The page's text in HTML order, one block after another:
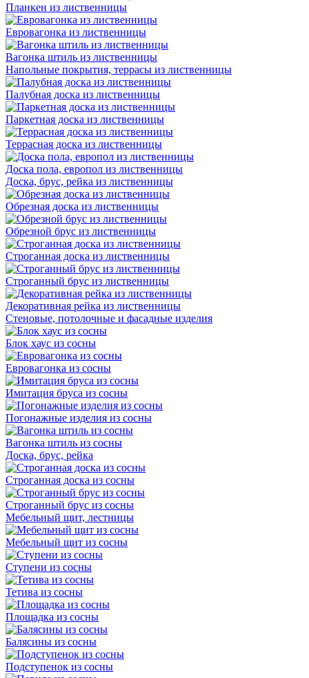
Планкен из лиственницы
Евровагонка из лиственницы
Вагонка штиль из лиственницы
Напольные покрытия, террасы из лиственницы
Палубная доска из лиственницы
Паркетная доска из лиственницы
Террасная доска из лиственницы
Доска пола, европол из лиственницы
Доска, брус, рейка из лиственницы
Обрезная доска из лиственницы
Обрезной брус из лиственницы
Строганная доска из лиственницы
Строганный брус из лиственницы
Декоративная рейка из лиственницы
Стеновые, потолочные и фасадные изделия
Блок хаус из сосны
Евровагонка из сосны
Имитация бруса из сосны
Погонажные изделия из сосны
Вагонка штиль из сосны
Доска, брус, рейка
Строганная доска из сосны
Строганный брус из сосны
Мебельный щит, лестницы
Мебельный щит из сосны
Ступени из сосны
Тетива из сосны
Площадка из сосны
Балясины из сосны
Подступенок из сосны